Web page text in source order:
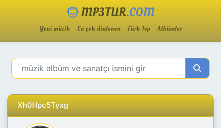
MP3TUR.COM
Yeni müzik En çok dinlenen Türk Top Albümler
Xh0Hpc5Tyxg